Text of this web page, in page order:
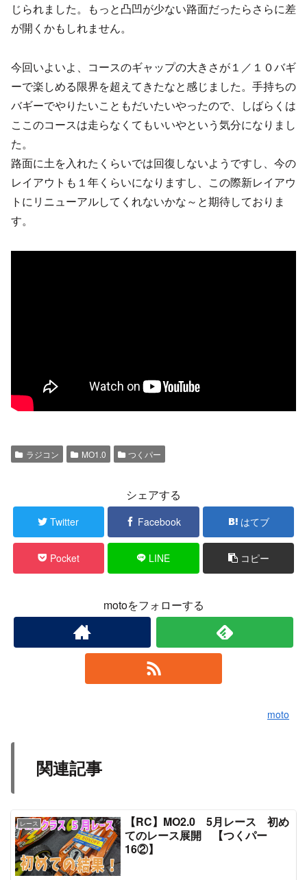
じられました。もっと凸凹が少ない路面だったらさらに差
が開くかもしれません。
今回いよいよ、コースのギャップの大きさが１／１０バギ
ーで楽しめる限界を超えてきたなと感じました。手持ちの
バギーでやりたいこともだいたいやったので、しばらくは
ここのコースは走らなくてもいいやという気分になりまし
た。
路面に土を入れたくらいでは回復しないようですし、今の
レイアウトも１年くらいになりますし、この際新レイアウ
トにリニューアルしてくれないかな～と期待しておりま
す。
ラジコン MO1.0 つくパー
シェアする
Twitter Facebook はてブ
Pocket LINE コピー
motoをフォローする
moto
関連記事
レース
【RC】MO2.0 5月レース 初め
てのレース展開 【つくパー
16②】